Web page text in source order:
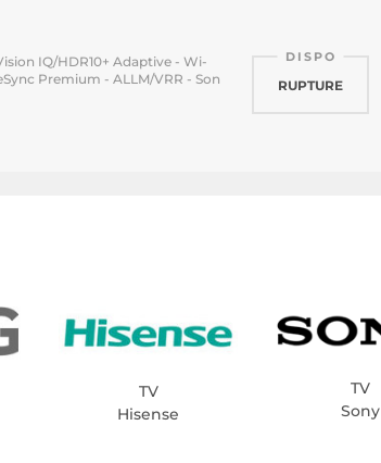
IQ/HDR10+ Adaptive - Wi-
Premium - ALLM/VRR - Son
DISPO
RUPTURE
TV
Hisense
TV
Sony